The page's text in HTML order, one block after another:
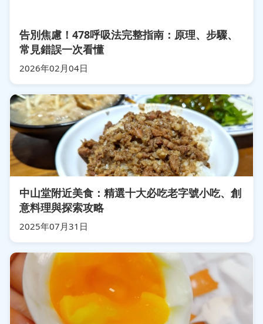
告別焦慮！478呼吸法完整指南：原理、步驟、
常見錯誤一次看懂
2026年02月04日
中山堂附近美食：精選十大必吃老字號小吃、創
意料理與探索攻略
2025年07月31日